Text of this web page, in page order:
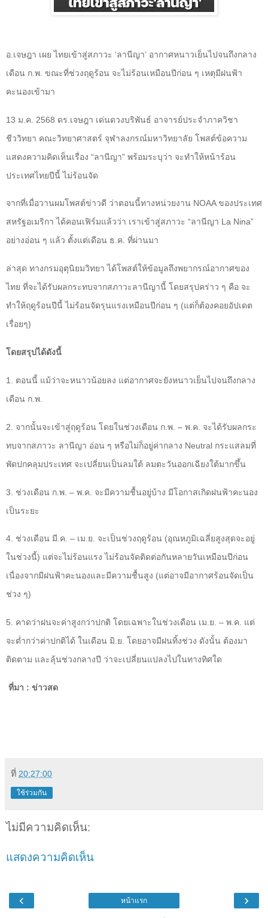
อ.เจษฎา เผย ไทยเข้าสู่สภาวะ ‘ลานีญา’ อากาศหนาวเย็นไปจนถึงกลาง
เดือน ก.พ. ขณะที่ช่วงฤดูร้อน จะไม่ร้อนเหมือนปีก่อน ๆ เหตุมีฝนฟ้า
คะนองเข้ามา
13 ม.ค. 2568 ดร.เจษฎา เด่นดวงบริพันธ์ อาจารย์ประจำภาควิชา
ชีววิทยา คณะวิทยาศาสตร์ จุฬาลงกรณ์มหาวิทยาลัย โพสต์ข้อความ
แสดงความคิดเห็นเรื่อง “ลานีญา” พร้อมระบุว่า จะทำให้หน้าร้อน
ประเทศไทยปีนี้ ไม่ร้อนจัด
จากที่เมื่อวานผมโพสต์ข่าวดี ว่าตอนนี้ทางหน่วยงาน NOAAของประเทศ
สหรัฐอเมริกา ได้คอนเฟิร์มแล้วว่า เราเข้าสู่สภาวะ “ลานีญา La Nina”
อย่างอ่อน ๆ แล้ว ตั้งแต่เดือน ธ.ค. ที่ผ่านมา
ล่าสุด ทางกรมอุตุนิยมวิทยา ได้โพสต์ให้ข้อมูลถึงพยากรณ์อากาศของ
ไทย ที่จะได้รับผลกระทบจากสภาวะลานีญานี้ โดยสรุปคร่าว ๆ คือ จะ
ทำให้ฤดูร้อนปีนี้ ไม่ร้อนจัดรุนแรงเหมือนปีก่อน ๆ (แต่ก็ต้องคอยอัปเดต
เรื่อยๆ)
โดยสรุปได้ดังนี้
1. ตอนนี้ แม้ว่าจะหนาวน้อยลง แต่อากาศจะยังหนาวเย็นไปจนถึงกลาง
เดือน ก.พ.
2. จากนั้นจะเข้าสู่ฤดูร้อน โดยในช่วงเดือน ก.พ. – พ.ค. จะได้รับผลกระ
ทบจากสภาวะ ลานีญา อ่อน ๆ หรือไม่ก็อยู่ค่ากลาง Neutral กระแสลมที่
พัดปกคลุมประเทศ จะเปลี่ยนเป็นลมใต้ ลมตะวันออกเฉียงใต้มากขึ้น
3. ช่วงเดือน ก.พ. – พ.ค. จะมีความชื้นอยู่บ้าง มีโอกาสเกิดฝนฟ้าคะนอง
เป็นระยะ
4. ช่วงเดือน มี.ค. – เม.ย. จะเป็นช่วงฤดูร้อน (อุณหภูมิเฉลี่ยสูงสุดจะอยู่
ในช่วงนี้) แต่จะไม่ร้อนแรง ไม่ร้อนจัดติดต่อกันหลายวันเหมือนปีก่อน
เนื่องจากมีฝนฟ้าคะนองและมีความชื้นสูง (แต่อาจมีอากาศร้อนจัดเป็น
ช่วง ๆ)
5. คาดว่าฝนจะค่าสูงกว่าปกติ โดยเฉพาะในช่วงเดือน เม.ย. – พ.ค. แต่
จะต่ำกว่าค่าปกติได้ ในเดือน มิ.ย. โดยอาจมีฝนทิ้งช่วง ดังนั้น ต้องมา
ติดตาม และลุ้นช่วงกลางปี ว่าจะเปลี่ยนแปลงไปในทางทิศใด
ที่มา : ข่าวสด
ที่ 20:27:00
ใช้ร่วมกัน
ไม่มีความคิดเห็น:
แสดงความคิดเห็น
‹ ›
หน้าแรก